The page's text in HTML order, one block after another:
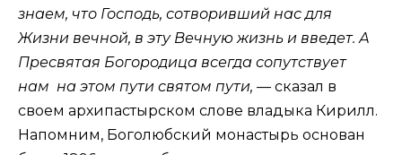
знаем, что Господь, сотворивший нас для
Жизни вечной, в эту Вечную жизнь и введет. А
Пресвятая Богородица всегда сопутствует
нам на этом пути святом пути, — сказал в
своем архипастырском слове владыка Кирилл.
Напомним, Боголюбский монастырь основан